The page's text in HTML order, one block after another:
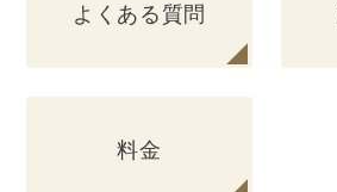
よくある質問
料金